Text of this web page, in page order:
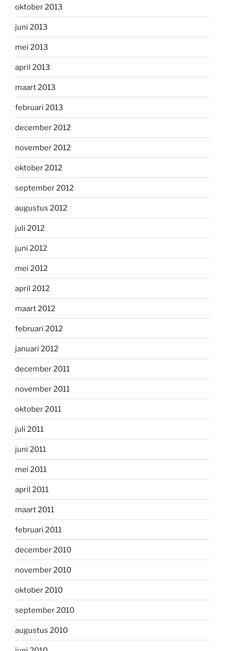
oktober 2013
juni 2013
mei 2013
april 2013
maart 2013
februari 2013
december 2012
november 2012
oktober 2012
september 2012
augustus 2012
juli 2012
juni 2012
mei 2012
april 2012
maart 2012
februari 2012
januari 2012
december 2011
november 2011
oktober 2011
juli 2011
juni 2011
mei 2011
april 2011
maart 2011
februari 2011
december 2010
november 2010
oktober 2010
september 2010
augustus 2010